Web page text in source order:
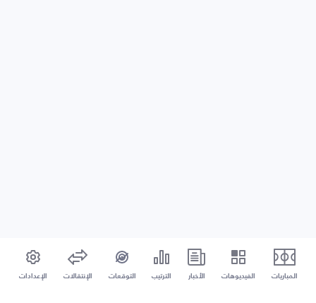
المباريات الفيديوهات الأخبار الترتيب التوقعات الإنتقالات الإعدادات